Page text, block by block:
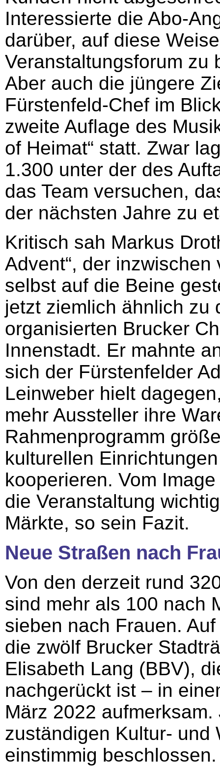
Interessierte die Abo-
darüber, auf diese
Veranstaltungsforum zu
Aber auch die jüngere
Fürstenfeld-Chef im
zweite Auflage des
of Heimat“ statt. Zwar
1.300 unter der des
das Team versuchen,
der nächsten Jahre zu
Kritisch sah Markus
Advent“, der
selbst auf die Beine
jetzt ziemlich ähnlich zu
organisierten Brucker
Innenstadt. Er mahnte
sich der Fürstenfelder
Leinweber hielt
mehr Aussteller ihre
Rahmenprogramm
kulturellen
kooperieren. Vom
die Veranstaltung
Märkte, so sein Fazit.
Neue Straßen nach
Von den derzeit rund
sind mehr als 100 nach
sieben nach Frauen.
die zwölf Brucker
Elisabeth Lang (BBV),
nachgerückt ist – in
März 2022
zuständigen Kultur- und
einstimmig beschlossen.